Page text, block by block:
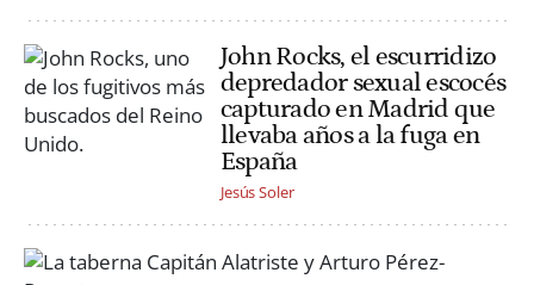
John Rocks, el escurridizo
depredador sexual escocés
capturado en Madrid que
llevaba años a la fuga en
España
Jesús Soler